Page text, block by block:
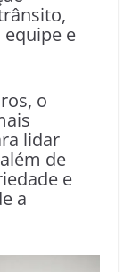
e
o
lidar
de
e
a